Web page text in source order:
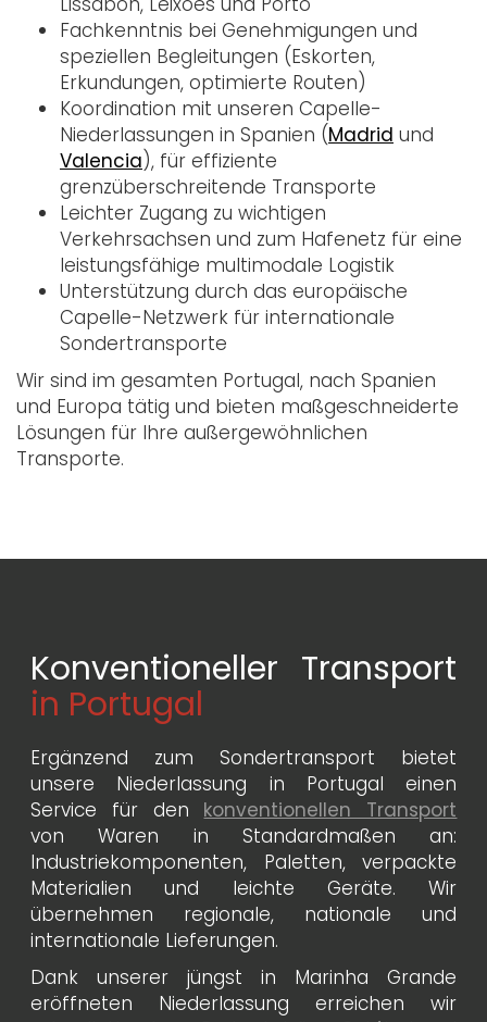
Fachkenntnis bei Genehmigungen und
speziellen Begleitungen (Eskorten,
Erkundungen, optimierte Routen)
Koordination mit unseren Capelle-
Niederlassungen in Spanien (Madrid und
Valencia), für effiziente
grenzüberschreitende Transporte
Leichter Zugang zu wichtigen
Verkehrsachsen und zum Hafenetz für eine
leistungsfähige multimodale Logistik
Unterstützung durch das europäische
Capelle-Netzwerk für internationale
Sondertransporte
Wir sind im gesamten Portugal, nach Spanien
und Europa tätig und bieten maßgeschneiderte
Lösungen für Ihre außergewöhnlichen
Transporte.
Konventioneller Transport
in Portugal
Ergänzend zum Sondertransport bietet
unsere Niederlassung in Portugal einen
Service für den konventionellen Transport
von Waren in Standardmaßen an:
Industriekomponenten, Paletten, verpackte
Materialien und leichte Geräte. Wir
übernehmen regionale, nationale und
internationale Lieferungen.
Dank unserer jüngst in Marinha Grande
eröffneten Niederlassung erreichen wir